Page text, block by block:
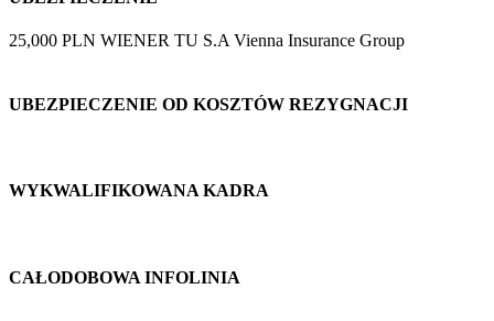
25,000 PLN WIENER TU S.A Vienna Insurance Group
UBEZPIECZENIE OD KOSZTÓW REZYGNACJI
WYKWALIFIKOWANA KADRA
CAŁODOBOWA INFOLINIA